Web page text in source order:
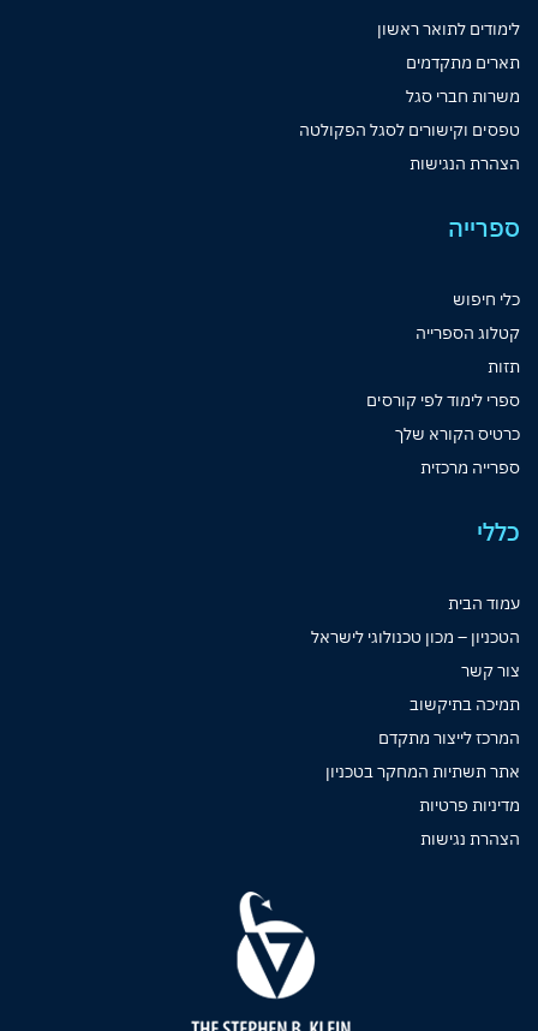
לימודים לתואר ראשון
תארים מתקדמים
משרות חברי סגל
טפסים וקישורים לסגל הפקולטה
הצהרת הנגישות
ספרייה
כלי חיפוש
קטלוג הספרייה
תזות
ספרי לימוד לפי קורסים
כרטיס הקורא שלך
ספרייה מרכזית
כללי
עמוד הבית
הטכניון – מכון טכנולוגי לישראל
צור קשר
תמיכה בתיקשוב
המרכז לייצור מתקדם
אתר תשתיות המחקר בטכניון
מדיניות פרטיות
הצהרת נגישות